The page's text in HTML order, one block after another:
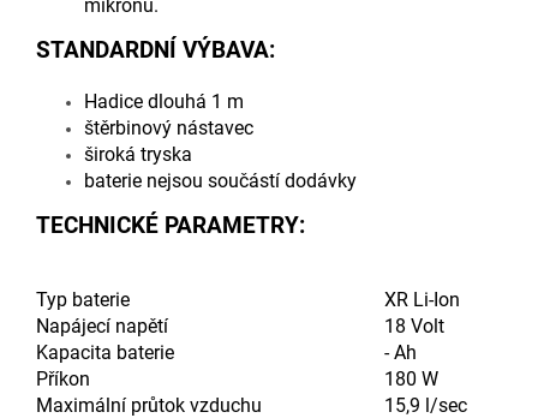
mikronu.
STANDARDNÍ VÝBAVA:
Hadice dlouhá 1 m
štěrbinový nástavec
široká tryska
baterie nejsou součástí dodávky
TECHNICKÉ PARAMETRY:
Typ baterie
XR Li-Ion
Napájecí napětí
18 Volt
Kapacita baterie
- Ah
Příkon
180 W
Maximální průtok vzduchu
15,9 l/sec